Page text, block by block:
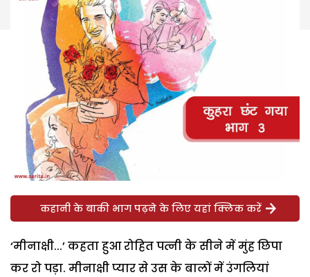
कहानी के बाकी भाग पढ़ने के लिए यहां क्लिक करें
‘मीनाक्षी...’ कहता हुआ रोहित पत्नी के सीने में मुंह छिपा
कर रो पड़ा. मीनाक्षी प्यार से उस के बालों में उंगलियां